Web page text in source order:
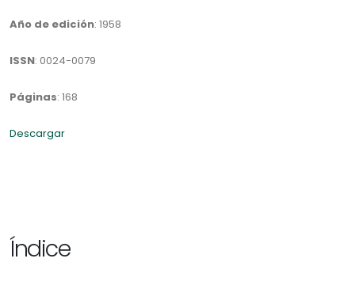
Año de edición: 1958
ISSN: 0024-0079
Páginas: 168
Descargar
Índice